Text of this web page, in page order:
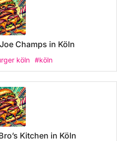
Champs in Köln
köln #köln
Kitchen in Köln